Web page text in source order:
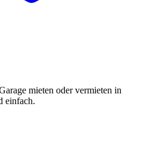
mieten oder vermieten in
einfach.